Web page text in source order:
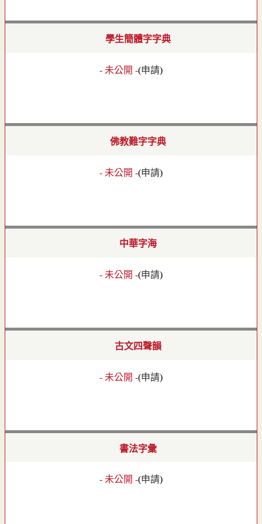
學生簡體字字典
- 未公開 -(申請)
佛教難字字典
- 未公開 -(申請)
中華字海
- 未公開 -(申請)
古文四聲韻
- 未公開 -(申請)
書法字彙
- 未公開 -(申請)